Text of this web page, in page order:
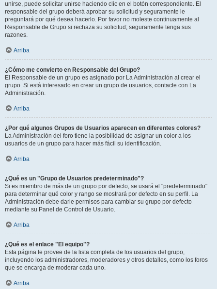
unirse, puede solicitar unirse haciendo clic en el botón correspondiente. El
responsable del grupo deberá aprobar su solicitud y seguramente le
preguntará por qué desea hacerlo. Por favor no moleste continuamente al
Responsable de Grupo si rechaza su solicitud; seguramente tenga sus
razones.
Arriba
¿Cómo me convierto en Responsable del Grupo?
El Responsable de un grupo es asignado por La Administración al crear el
grupo. Si está interesado en crear un grupo de usuarios, contacte con La
Administración.
Arriba
¿Por qué algunos Grupos de Usuarios aparecen en diferentes colores?
La Administración del foro tiene la posibilidad de asignar un color a los
usuarios de un grupo para hacer más fácil su identificación.
Arriba
¿Qué es un "Grupo de Usuarios predeterminado"?
Si es miembro de más de un grupo por defecto, se usará el "predeterminado"
para determinar qué color y rango se mostrará por defecto en su perfil. La
Administración debe darle permisos para cambiar su grupo por defecto
mediante su Panel de Control de Usuario.
Arriba
¿Qué es el enlace "El equipo"?
Esta página le provee de la lista completa de los usuarios del grupo,
incluyendo los administradores, moderadores y otros detalles, como los foros
que se encarga de moderar cada uno.
Arriba